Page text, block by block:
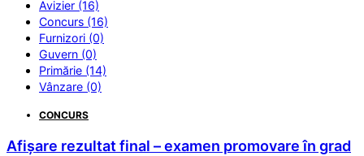
Avizier (16)
Concurs (16)
Furnizori (0)
Guvern (0)
Primărie (14)
Vânzare (0)
CONCURS
Afișare rezultat final – examen promovare în grad